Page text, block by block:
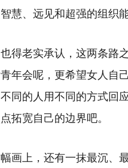
慧、远见和超强的组织能
得老实承认，这两条路
年会呢，更希望女人自
同的人用不同的方式回
拓宽自己的边界吧。
画上，还有一抹最沉、